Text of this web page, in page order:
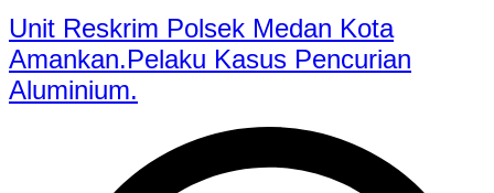
Unit Reskrim Polsek Medan Kota
Amankan.Pelaku Kasus Pencurian
Aluminium.